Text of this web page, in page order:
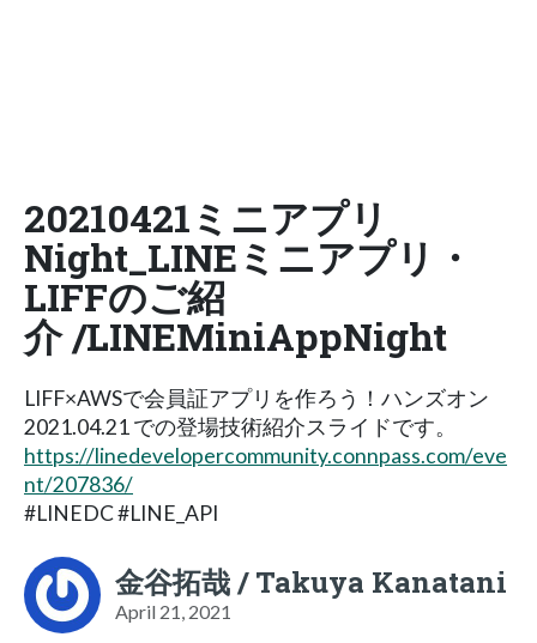
20210421ミニアプリ
Night_LINEミニアプリ・
LIFFのご紹
介 /LINEMiniAppNight
LIFF×AWSで会員証アプリを作ろう！ハンズオン
2021.04.21 での登場技術紹介スライドです。
https://linedevelopercommunity.connpass.com/eve
nt/207836/
#LINEDC #LINE_API
金谷拓哉 / Takuya Kanatani
April 21, 2021